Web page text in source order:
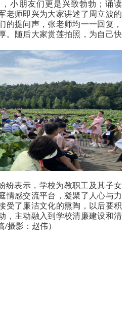
小朋友们更是兴致勃勃；诵读
老师即兴为大家讲述了周立波的
的提问声，张老师均一一回复，
。随后大家赏莲拍照，为自己快
纷表示，学校为教职工及其子女
情感交流平台，凝聚了人心与力
受了廉洁文化的熏陶，以后要积
，主动融入到学校清廉建设和清
/摄影：赵伟）